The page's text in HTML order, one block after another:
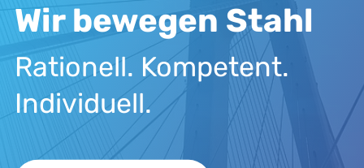
Wir bewegen Stahl
Rationell. Kompetent.
Individuell.